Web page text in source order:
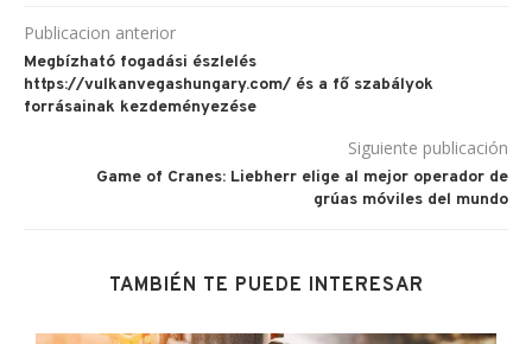
Publicacion anterior
Megbízható fogadási észlelés
https://vulkanvegashungary.com/ és a fő szabályok
forrásainak kezdeményezése
Siguiente publicación
Game of Cranes: Liebherr elige al mejor operador de
grúas móviles del mundo
TAMBIÉN TE PUEDE INTERESAR